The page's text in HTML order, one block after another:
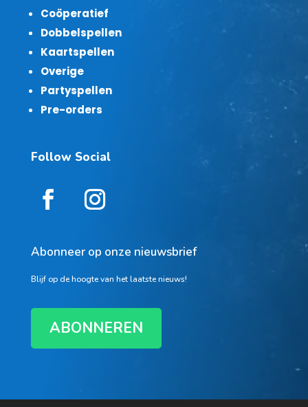
Coöperatief
Dobbelspellen
Kaartspellen
Overige
Partyspellen
Pre-orders
Follow Social
Abonneer op onze nieuwsbrief
Blijf op de hoogte van het laatste nieuws!
ABONNEREN